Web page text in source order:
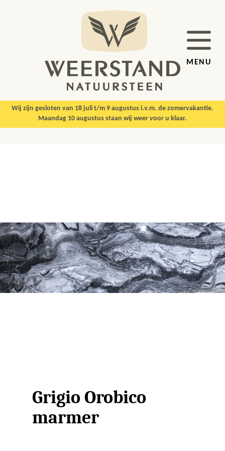
MENU
Wij zijn gesloten van 18 juli t/m 9 augustus i.v.m. de zomervakantie.
Maandag 10 augustus staan wij weer voor u klaar.
Grigio Orobico
marmer